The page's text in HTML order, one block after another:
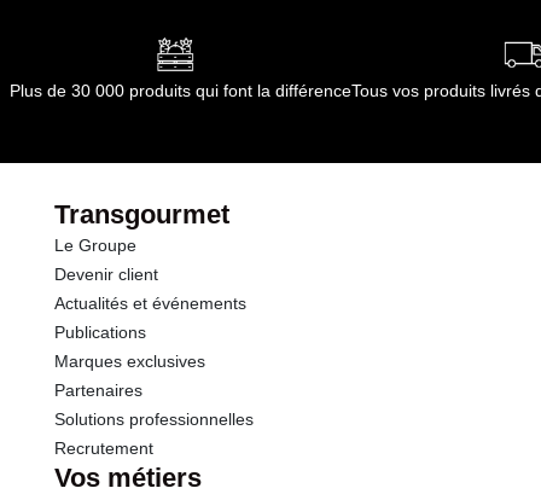
Plus de 30 000 produits qui font la différenceTous vos produits livrés
Transgourmet
Le Groupe
Devenir client
Actualités et événements
Publications
Marques exclusives
Partenaires
Solutions professionnelles
Recrutement
Vos métiers